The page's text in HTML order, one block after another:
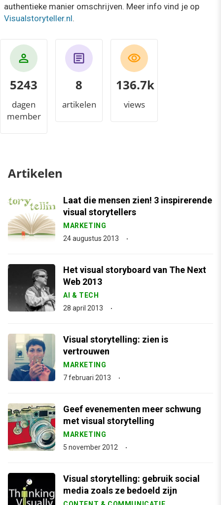
authentieke manier omschrijven. Meer info vind je op
Visualstoryteller.nl.
5243
dagen
member
8
artikelen
143.4k
views
Artikelen
Laat die mensen zien! 3 inspirerende
visual storytellers
MARKETING
24 augustus 2013
Het visual storyboard van The Next
Web 2013
AI & TECH
28 april 2013
Visual storytelling: zien is
vertrouwen
MARKETING
7 februari 2013
Geef evenementen meer schwung
met visual storytelling
MARKETING
5 november 2012
Visual storytelling: gebruik social
media zoals ze bedoeld zijn